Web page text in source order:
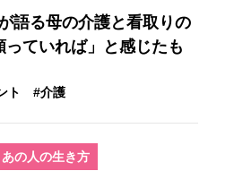
語る母の介護と看取りの
ていれば」と感じたも
ト #介護
あの人の生き方